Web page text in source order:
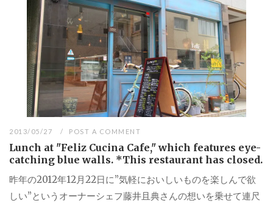
2013/05/27 POST A COMMENT
Lunch at "Feliz Cucina Cafe," which features eye-
catching blue walls. *This restaurant has closed.
昨年の2012年12月22日に”気軽においしいものを楽しんで欲
しい”というオーナーシェフ藤井且典さんの想いを乗せて連尺